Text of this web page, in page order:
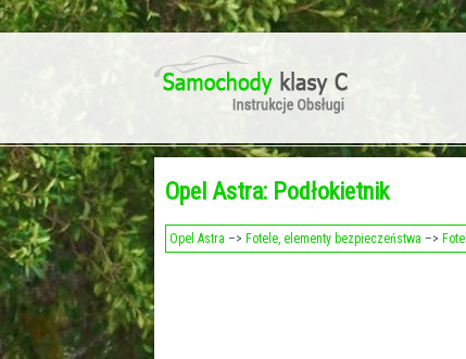
Opel Astra: Podłokietnik
Opel Astra –> Fotele, elementy bezpieczeństwa –>